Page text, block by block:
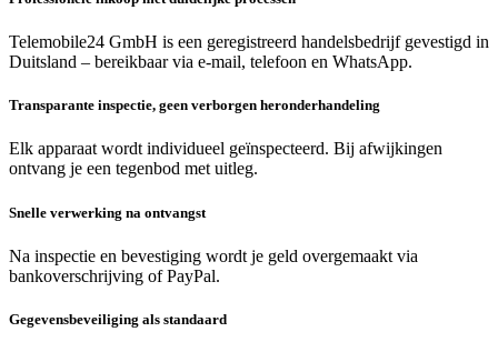
Telemobile24 GmbH is een geregistreerd handelsbedrijf gevestigd in
Duitsland – bereikbaar via e-mail, telefoon en WhatsApp.
Transparante inspectie, geen verborgen heronderhandeling
Elk apparaat wordt individueel geïnspecteerd. Bij afwijkingen
ontvang je een tegenbod met uitleg.
Snelle verwerking na ontvangst
Na inspectie en bevestiging wordt je geld overgemaakt via
bankoverschrijving of PayPal.
Gegevensbeveiliging als standaard